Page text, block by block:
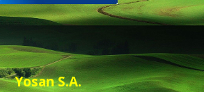
Yosan S.A.